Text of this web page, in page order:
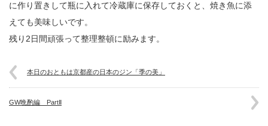
に作り置きして瓶に入れて冷蔵庫に保存しておくと、焼き魚に添
えても美味しいです。
残り2日間頑張って整理整頓に励みます。
本日のおともは京都産の日本のジン「季の美」
GW晩酌編 PartⅡ